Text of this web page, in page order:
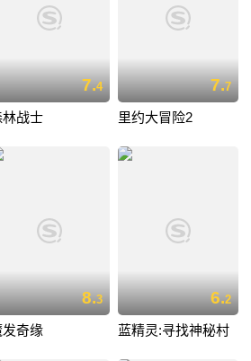
7.4
林战士
7.7
里约大冒险2
8.3
发奇缘
6.2
蓝精灵:寻找神秘村